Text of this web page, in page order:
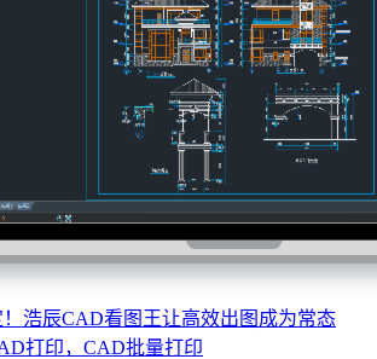
浩辰CAD看图王让高效出图成为常态
打印，CAD批量打印